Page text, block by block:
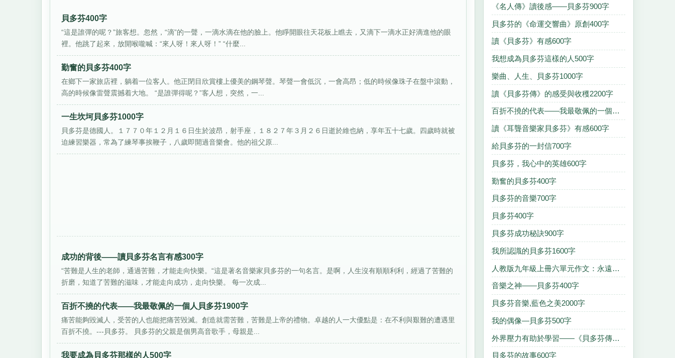
貝多芬400字
“這是誰彈的呢？”旅客想。忽然，“滴”的一聲，一滴水滴在他的臉上。他睜開眼往天花板上瞧去，又滴下一滴水正好滴進他的眼
裡。他跳了起來，放開喉嚨喊：“來人呀！來人呀！” “什麼...
勤奮的貝多芬400字
在鄉下一家旅店裡，躺着一位客人。他正閉目欣賞樓上優美的鋼琴聲。琴聲一會低沉，一會高昂；低的時候像珠子在盤中滾動，
高的時候像雷聲震撼着大地。 “是誰彈得呢？”客人想，突然，一...
一生坎坷貝多芬1000字
貝多芬是德國人。１７７０年１２月１６日生於波昂，射手座，１８２７年３月２６日逝於維也納，享年五十七歲。四歲時就被
迫練習樂器，常為了練琴事挨鞭子，八歲即開過音樂會。他的祖父原...
成功的背後——讀貝多芬名言有感300字
“苦難是人生的老師，通過苦難，才能走向快樂。“這是著名音樂家貝多芬的一句名言。是啊，人生沒有順順利利，經過了苦難的
折磨，知道了苦難的滋味，才能走向成功，走向快樂。 每一次成...
百折不撓的代表——我最敬佩的一個人貝多芬1900字
痛苦能夠毀滅人，受苦的人也能把痛苦毀滅。創造就需苦難，苦難是上帝的禮物。卓越的人一大優點是：在不利與艱難的遭遇里
百折不撓。---貝多芬。 貝多芬的父親是個男高音歌手，母親是...
我要成為貝多芬那樣的人500字
《名人傳》讀後感——貝多芬900字
貝多芬的《命運交響曲》原創400字
讀《貝多芬》有感600字
我想成為貝多芬這樣的人500字
樂曲、人生、貝多芬1000字
讀《貝多芬傳》的感受與收穫2200字
百折不撓的代表——我最敬佩的一個人貝多芬1900字
讀《耳聾音樂家貝多芬》有感600字
給貝多芬的一封信700字
貝多芬，我心中的英雄600字
勤奮的貝多芬400字
貝多芬的音樂700字
貝多芬400字
貝多芬成功秘訣900字
我所認識的貝多芬1600字
人教版九年級上冊六單元作文：永遠的貝多芬1000字
音樂之神——貝多芬400字
貝多芬音樂,藍色之美2000字
我的偶像—貝多芬500字
外界壓力有助於學習——《貝多芬傳》讀後感1100字
貝多芬的故事600字